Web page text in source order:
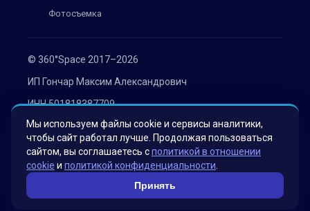
© 360°Space 2017–2026
ИП Гончар Максим Александрович
ИНН 501818387709
ОГРН 319508100030536
Политика конфиденциальности
Согласие на обработку персональных данных
Фотосъемка
Мы используем файлы cookie и сервисы аналитики,
чтобы сайт работал лучше. Продолжая пользоваться
сайтом, вы соглашаетесь сполитикой в отношении
cookie и политикой конфиденциальности
Принять